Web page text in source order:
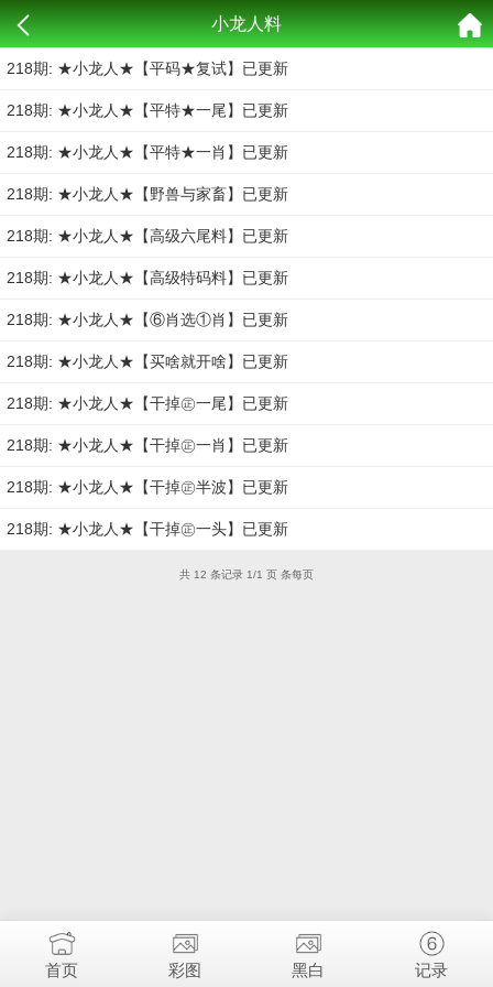
小龙人料
218期: ★小龙人★【平码★复试】已更新
218期: ★小龙人★【平特★一尾】已更新
218期: ★小龙人★【平特★一肖】已更新
218期: ★小龙人★【野兽与家畜】已更新
218期: ★小龙人★【高级六尾料】已更新
218期: ★小龙人★【高级特码料】已更新
218期: ★小龙人★【⑥肖选①肖】已更新
218期: ★小龙人★【买啥就开啥】已更新
218期: ★小龙人★【干掉㊣一尾】已更新
218期: ★小龙人★【干掉㊣一肖】已更新
218期: ★小龙人★【干掉㊣半波】已更新
218期: ★小龙人★【干掉㊣一头】已更新
共 12 条记录 1/1 页 条每页
首页 彩图 黑白 记录